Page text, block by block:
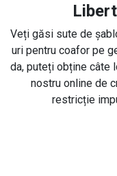
Veți găsi sute de
uri pentru coafor pe
da, puteți obține câte
nostru online de
restricție